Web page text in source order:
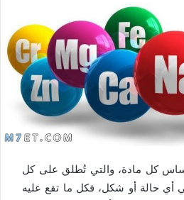
كل مادة، والتي تُطلق على كل
حالة أو شكل، فكل ما تقع عليه